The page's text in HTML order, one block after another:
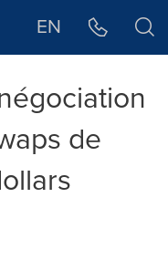
EN
de